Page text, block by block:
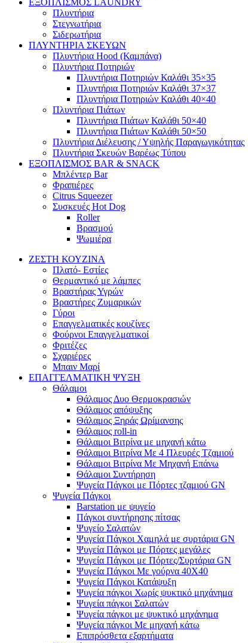
ΕΞΟΠΛΙΣΜΟΣ LAUNDRY
Πλυντήρια
Στεγνωτήρια
Σιδερωτήρια
ΠΛΥΝΤΗΡΙΑ ΣΚΕΥΩΝ
Πλυντήρια Hood (Καμπάνα)
Πλυντήρια Ποτηριών
Πλυντήρια Ποτηριών Καλάθι 35×35
Πλυντήρια Ποτηριών Καλάθι 37×37
Πλυντήρια Ποτηριών Καλάθι 40×40
Πλυντήρια Πιάτων
Πλυντήρια Πιάτων Καλάθι 50×40
Πλυντήρια Πιάτων Καλάθι 50×50
Πλυντήρια Διέλευσης / Υψηλής Παραγωγικότητας
Πλυντήρια Σκευών Βαρέως Τύπου
ΕΞΟΠΛΙΣΜΟΣ BAR & SNACK
Μπλέντερ Bar
Φραπιέρες
Citrus Squeezer
Συσκευές Hot Dog
Roller
Βρασμού
Ψωμιέρα
ΖΕΣΤΗ ΚΟΥΖΙΝΑ
Πλατό- Εστίες
Θερμαντικό με λάμπες
Βραστήρας Υγρών
Βραστήρες Ζυμαρικών
Γύροι
Επαγγελματικές κουζίνες
Φούρνοι Επαγγελματικοί
Φριτέζες
Σχαριέρες
Μπαιν Μαρί
ΕΠΑΓΓΕΛΜΑΤΙΚΗ ΨΥΞΗ
Θάλαμοι
Θάλαμος Δυο Θερμοκρασιών
Θάλαμος απόψυξης
Θάλαμος Ξηράς Ωρίμανσης
Θάλαμος roll-in
Θάλαμοι Βιτρίνα με μηχανή κάτω
Θάλαμοι Βιτρίνα Με 4 Πλευρές Τζαμιού
Θάλαμοι Βιτρίνα Με Μηχανή Επάνω
Θάλαμοι Συντήρηση
Ψυγεία Πάγκοι με Πόρτες τζαμιού GN
Ψυγεία Πάγκοι
Barstation με ψυγείο
Πάγκοι συντήρησης πίτσας
Ψυγείο Σαλατών
Ψυγεία Πάγκοι Χαμηλά με συρτάρια GN
Ψυγεία Πάγκοι με Πόρτες μεγάλες
Ψυγεία Πάγκοι με Πόρτες/Συρτάρια GN
Ψυγεία Πάγκοι Με γούρνα 40Χ40
Ψυγεία Πάγκοι Κατάψυξη
Ψυγεία πάγκοι Χωρίς ψυκτικό μηχάνημα
Ψυγεία πάγκοι Σαλατών
Ψυγεία πάγκοι με ψυκτικό μηχάνημα
Ψυγεία πάγκοι Με μηχανή κάτω
Επιπρόσθετα εξαρτήματα